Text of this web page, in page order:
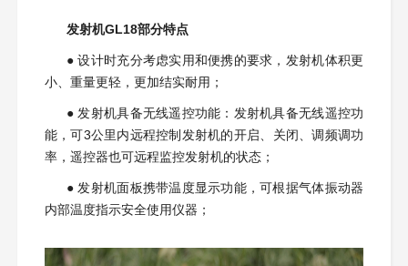
发射机GL18部分特点
●设计时充分考虑实用和便携的要求，发射机体积更
小、重量更轻，更加结实耐用；
● 发射机具备无线遥控功能：发射机具备无线遥控功
能，可3公里内远程控制发射机的开启、关闭、调频调功
率，遥控器也可远程监控发射机的状态；
● 发射机面板携带温度显示功能，可根据气体振动器
内部温度指示安全使用仪器；